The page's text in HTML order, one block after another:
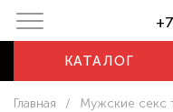
КАТАЛОГ
Главная / Мужские секс